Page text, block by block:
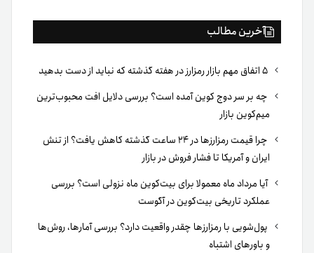
آخرین مطالب
چه بر سر دوج کوین آمده است؟ بررسی دلایل افت محبوب‌ترین
میم‌کوین بازار
چرا قیمت رمزارزها در ۲۴ ساعت گذشته کاهش یافت؟ از تنش
ایران و آمریکا تا فشار فروش در بازار
آیا مرداد ماه معمولا برای بیت‌کوین ماه نزولی است؟ بررسی
عملکرد تاریخی بیت‌کوین در آگوست
پول‌شویی با رمزارزها چقدر واقعیت دارد؟ بررسی آمارها، روش‌ها
و باورهای اشتباه